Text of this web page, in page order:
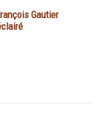
Gautier